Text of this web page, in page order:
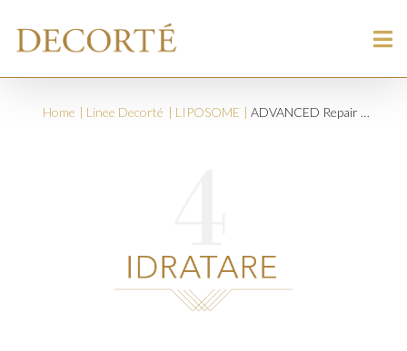
Home Linee Decorté LIPOSOME ADVANCED Repair Cream